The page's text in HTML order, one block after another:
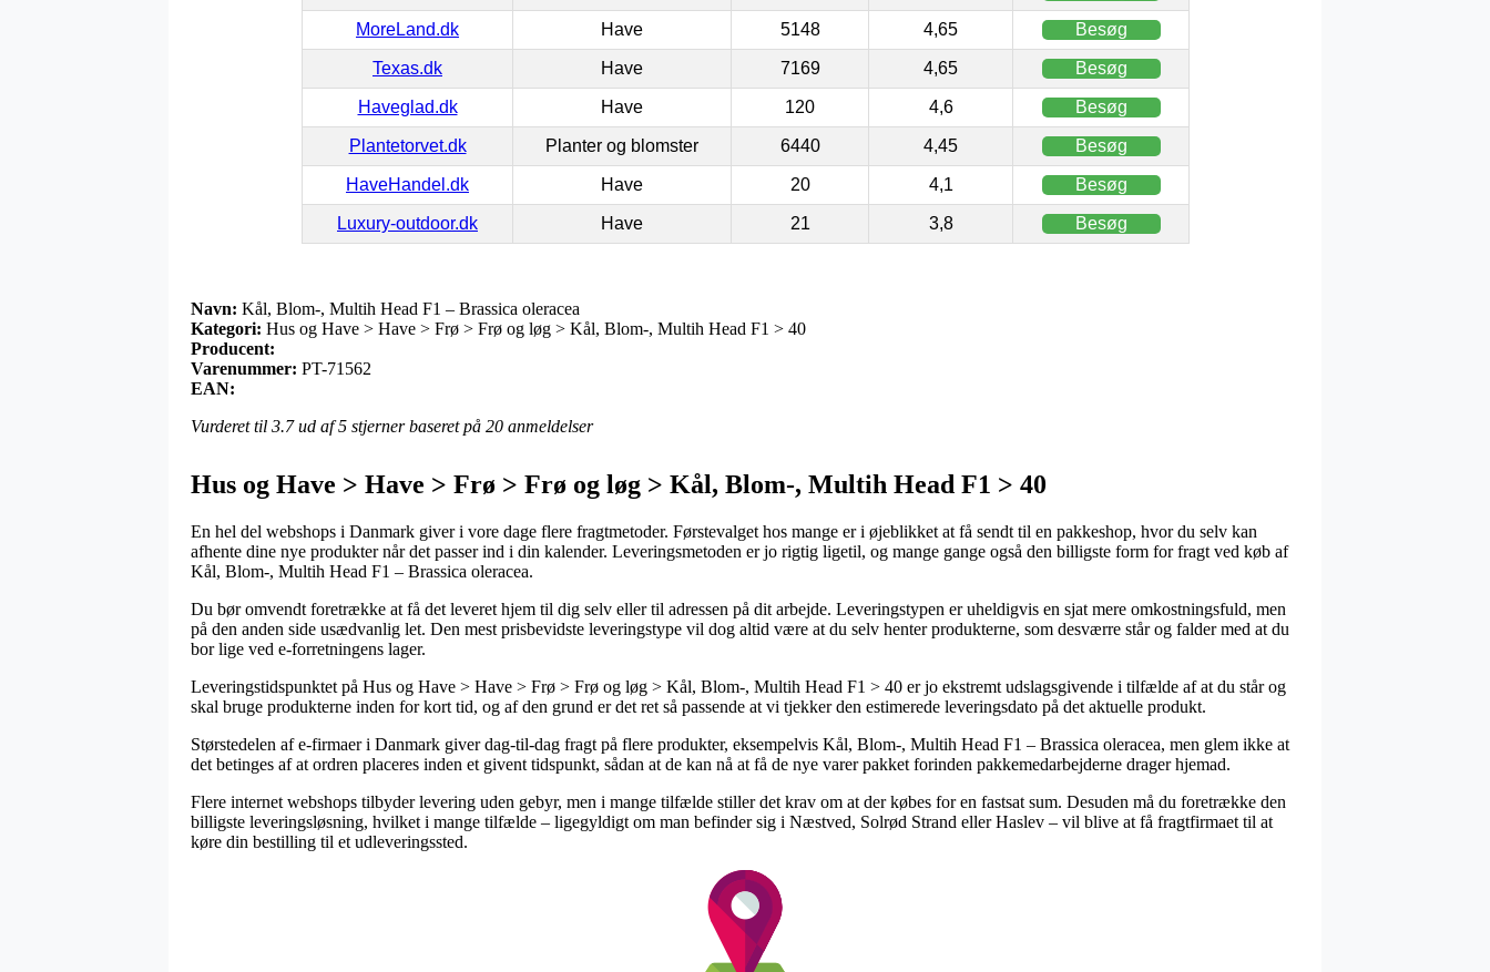
MoreLand.dk Have 5148 4,65 Besøg
Texas.dk Have 7169 4,65 Besøg
Haveglad.dk Have 120 4,6 Besøg
Plantetorvet.dk Planter og blomster 6440 4,45 Besøg
HaveHandel.dk Have 20 4,1 Besøg
Luxury-outdoor.dk Have 21 3,8 Besøg
Navn: Kål, Blom-, Multih Head F1 – Brassica oleracea
Kategori: Hus og Have > Have > Frø > Frø og løg > Kål, Blom-, Multih Head F1 > 40
Producent:
Varenummer: PT-71562
EAN:
Vurderet til 3.7ud af 5 stjerner baseret på 20 anmeldelser
Hus og Have > Have > Frø > Frø og løg > Kål, Blom-, Multih Head F1 > 40
En hel del webshops i Danmark giver i vore dage flere fragtmetoder. Førstevalget hos mange er i øjeblikket at få sendt til en pakkeshop, hvor du selv kan
afhente dine nye produkter når det passer ind i din kalender. Leveringsmetoden er jo rigtig ligetil, og mange gange også den billigste form for fragt ved køb af
Kål, Blom-, Multih Head F1 – Brassica oleracea.
Du bør omvendt foretrække at få det leveret hjem til dig selv eller til adressen på dit arbejde. Leveringstypen er uheldigvis en sjat mere omkostningsfuld, men
på den anden side usædvanlig let. Den mest prisbevidste leveringstype vil dog altid være at du selv henter produkterne, som desværre står og falder med at du
bor lige ved e-forretningens lager.
Leveringstidspunktet på Hus og Have > Have > Frø > Frø og løg > Kål, Blom-, Multih Head F1 > 40 er jo ekstremt udslagsgivende i tilfælde af at du står og
skal bruge produkterne inden for kort tid, og af den grund er det ret så passende at vi tjekker den estimerede leveringsdato på det aktuelle produkt.
Størstedelen af e-firmaer i Danmark giver dag-til-dag fragt på flere produkter, eksempelvis Kål, Blom-, Multih Head F1 – Brassica oleracea, men glem ikke at
det betinges af at ordren placeres inden et givent tidspunkt, sådan at de kan nå at få de nye varer pakket forinden pakkemedarbejderne drager hjemad.
Flere internet webshops tilbyder levering uden gebyr, men i mange tilfælde stiller det krav om at der købes for en fastsat sum. Desuden må du foretrække den
billigste leveringsløsning, hvilket i mange tilfælde – ligegyldigt om man befinder sig i Næstved, Solrød Strand eller Haslev – vil blive at få fragtfirmaet til at
køre din bestilling til et udleveringssted.